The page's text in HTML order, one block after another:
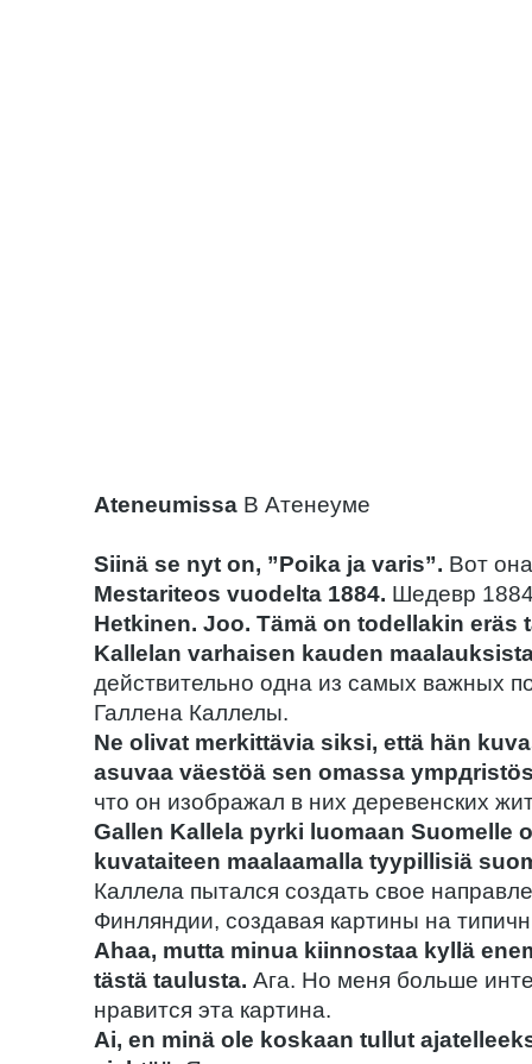
Ateneumissa В Атенеуме
Siinä se nyt on, ”Poika ja varis”. Вот
Mestariteos vuodelta 1884. Шедевр
Hetkinen. Joo. Tämä on todellakin eräs
Kallelan varhaisen kauden
действительно одна из самых важных
Галлена Каллелы.
Ne olivat merkittävia siksi, että hän
asuvaa väestöä sen omassa
что он изображал в них деревенских
Gallen Kallela pyrki luomaan Suomelle
kuvataiteen maalaamalla tyypillisiä
Каллела пытался создать свое
Финляндии, создавая картины на
Ahaa, mutta minua kiinnostaa kyllä
tästä taulusta. Ага. Но меня больше
нравится эта картина.
Ai, en minä ole koskaan tullut